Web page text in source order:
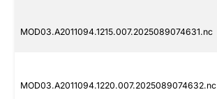
MOD03.A2011094.1215.007.2025089074631.nc
MOD03.A2011094.1220.007.2025089074632.nc